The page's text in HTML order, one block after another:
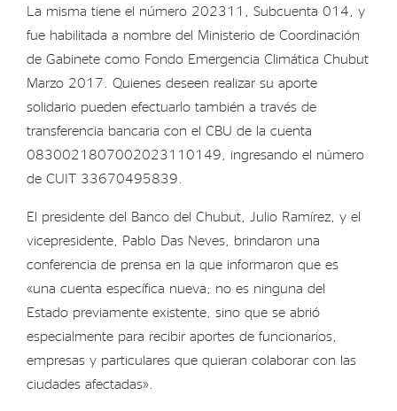
La misma tiene el número 202311, Subcuenta 014, y
fue habilitada a nombre del Ministerio de Coordinación
de Gabinete como Fondo Emergencia Climática Chubut
Marzo 2017. Quienes deseen realizar su aporte
solidario pueden efectuarlo también a través de
transferencia bancaria con el CBU de la cuenta
0830021807002023110149, ingresando el número
de CUIT 33670495839.
El presidente del Banco del Chubut, Julio Ramírez, y el
vicepresidente, Pablo Das Neves, brindaron una
conferencia de prensa en la que informaron que es
«una cuenta específica nueva; no es ninguna del
Estado previamente existente, sino que se abrió
especialmente para recibir aportes de funcionarios,
empresas y particulares que quieran colaborar con las
ciudades afectadas».